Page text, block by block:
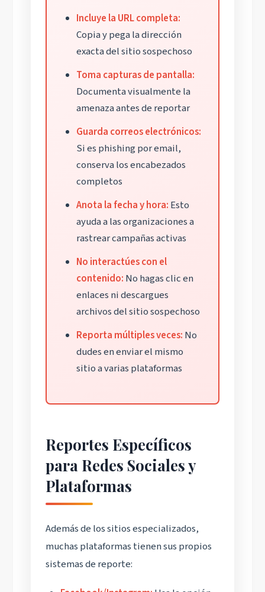
Incluye la URL completa:
Copia y pega la dirección
exacta del sitio sospechoso
Toma capturas de pantalla:
Documenta visualmente la
amenaza antes de reportar
Guarda correos electrónicos:
Si es phishing por email,
conserva los encabezados
completos
Anota la fecha y hora: Esto
ayuda a las organizaciones a
rastrear campañas activas
No interactúes con el
contenido: No hagas clic en
enlaces ni descargues
archivos del sitio sospechoso
Reporta múltiples veces: No
dudes en enviar el mismo
sitio a varias plataformas
Reportes Específicos
para Redes Sociales y
Plataformas
Además de los sitios especializados,
muchas plataformas tienen sus propios
sistemas de reporte: